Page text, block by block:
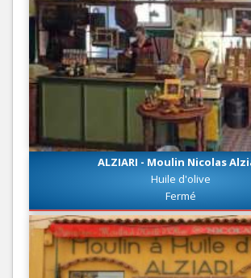
ALZIARI - Moulin Nicolas
Huile d'olive
Fermé